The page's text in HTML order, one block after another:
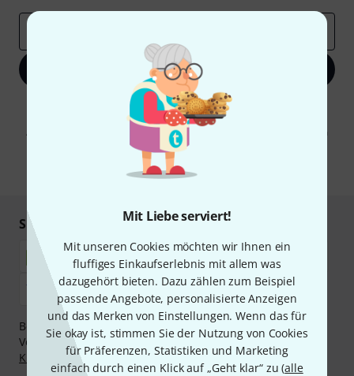
Mit Liebe serviert!
Mit unseren Cookies möchten wir Ihnen ein
fluffiges Einkaufserlebnis mit allem was
dazugehört bieten. Dazu zählen zum Beispiel
passende Angebote, personalisierte Anzeigen
und das Merken von Einstellungen. Wenn das für
Sie okay ist, stimmen Sie der Nutzung von Cookies
für Präferenzen, Statistiken und Marketing
einfach durch einen Klick auf „Geht klar“ zu (alle
Jetzt anmelden
Mit Klick auf „Jetzt anmelden“ stimmen Sie dem Erhalt von E-Mail-
Werbung und einer Messung des E-Mail-Nutzungsverhaltens zu. Die
Abmeldung ist jederzeit möglich. Weitere Informationen finden Sie in
unseren
Datenschutzhinweisen
* Pflichtfeld
Sicher einkaufen & bezahlen
Bezahlen Sie vertraulich und sicher per Nachnahme,
Vorkasse, PayPal, Amazon Pay,Klarna Sofort bezahlen,
Klarna Ratenzahlungoder Kreditkarte.